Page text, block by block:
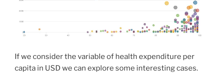
If we consider the variable of health expenditure per
capita in USD we can explore some interesting cases.